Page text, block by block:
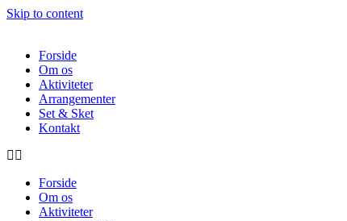
Skip to content
Forside
Om os
Aktiviteter
Arrangementer
Set & Sket
Kontakt
Forside
Om os
Aktiviteter